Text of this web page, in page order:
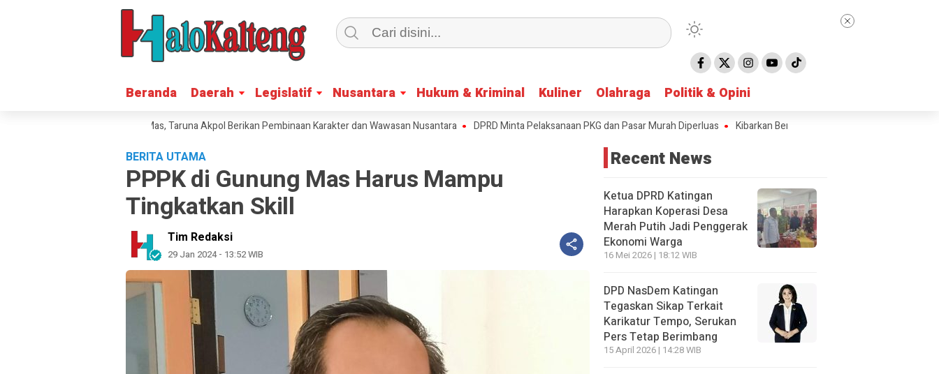
Beranda Daerah Legislatif Nusantara Hukum & Kriminal Kuliner Olahraga Politik & Opini
Beranda Daerah Legislatif Nusantara Hukum & Kriminal Kuliner Olahraga Politik & Opini
Bhakti 2026 di Gunung Mas, Taruna Akpol Berikan Pembinaan Karakter dan Wawasan Nusantara DPRD Minta Pelaksanaan PKG dan Pasar Murah Diperluas Kibarkan Bendera Merah Putih Selama Bulan
BERITA UTAMA
PPPK di Gunung Mas Harus Mampu
Tingkatkan Skill
Tim Redaksi
29 Jan 2024 - 13:52 WIB
Recent News
Ketua DPRD Katingan
Harapkan Koperasi Desa
Merah Putih Jadi Penggerak
Ekonomi Warga
16 Mei 2026 | 18:12 WIB
DPD NasDem Katingan
Tegaskan Sikap Terkait
Karikatur Tempo, Serukan
Pers Tetap Berimbang
15 April 2026 | 14:28 WIB